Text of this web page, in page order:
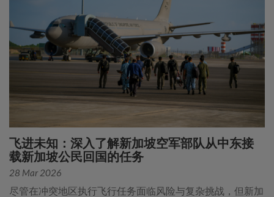
飞进未知：深入了解新加坡空军部队从中东接
载新加坡公民回国的任务
28 Mar 2026
尽管在冲突地区执行飞行任务面临风险与复杂挑战，但新加